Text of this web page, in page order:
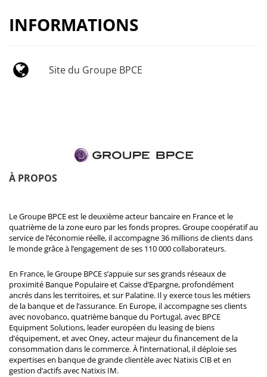
INFORMATIONS
Site du Groupe BPCE
À PROPOS
Le Groupe BPCE est le deuxième acteur bancaire en France et le
quatrième de la zone euro par les fonds propres. Groupe coopératif au
service de l’économie réelle, il accompagne 36 millions de clients dans
le monde grâce à l’engagement de ses 110 000 collaborateurs.
En France, le Groupe BPCE s’appuie sur ses grands réseaux de
proximité Banque Populaire et Caisse d’Epargne, profondément
ancrés dans les territoires, et sur Palatine. Il y exerce tous les métiers
de la banque et de l’assurance. En Europe, il accompagne ses clients
avec novobanco, quatrième banque du Portugal, avec BPCE
Equipment Solutions, leader européen du leasing de biens
d’équipement, et avec Oney, acteur majeur du financement de la
consommation dans le commerce. À l’international, il déploie ses
expertises en banque de grande clientèle avec Natixis CIB et en
gestion d’actifs avec Natixis IM.